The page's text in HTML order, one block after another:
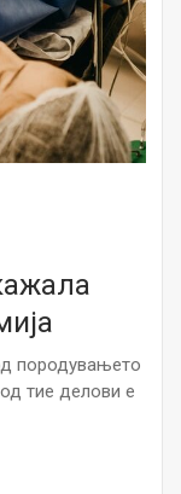
породувањето
тие делови е